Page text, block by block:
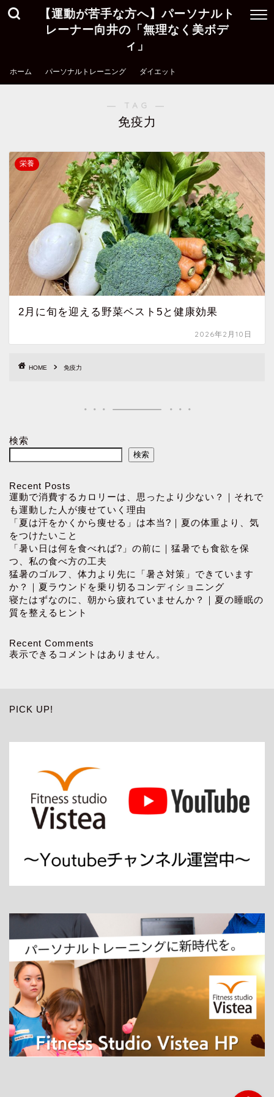
【運動が苦手な方へ】パーソナルト
レーナー向井の「無理なく美ボデ
ィ」
ホーム パーソナルトレーニング ダイエット
― TAG ―
免疫力
栄養
2月に旬を迎える野菜ベスト5と健康効果
2026年2月10日
HOME 免疫力
検索
検索
Recent Posts
運動で消費するカロリーは、思ったより少ない？｜それで
も運動した人が痩せていく理由
「夏は汗をかくから痩せる」は本当?｜夏の体重より、気
をつけたいこと
「暑い日は何を食べれば?」の前に｜猛暑でも食欲を保
つ、私の食べ方の工夫
猛暑のゴルフ、体力より先に「暑さ対策」できています
か？｜夏ラウンドを乗り切るコンディショニング
寝たはずなのに、朝から疲れていませんか？｜夏の睡眠の
質を整えるヒント
Recent Comments
表示できるコメントはありません。
PICK UP!
ホーム
パーソナルトレーニング
ダイエット